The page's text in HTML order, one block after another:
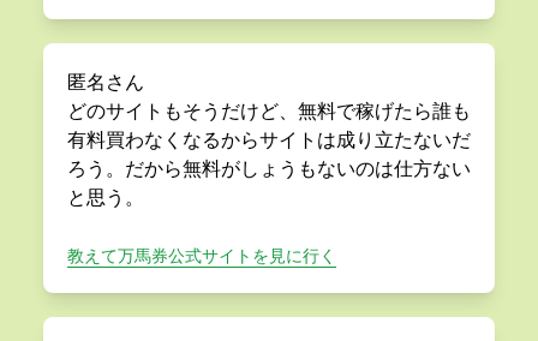
匿名さん
どのサイトもそうだけど、無料で稼げたら誰も
有料買わなくなるからサイトは成り立たないだ
ろう。だから無料がしょうもないのは仕方ない
と思う。
教えて万馬券公式サイトを見に行く